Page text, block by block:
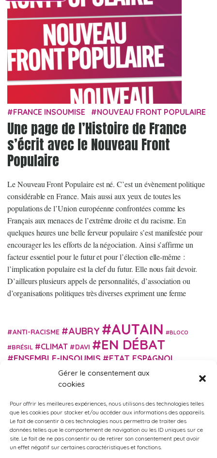
Gérer le consentement aux
cookies
Pour offrir les meilleures expériences, nous utilisons des technologies telles
que les cookies pour stocker et/ou accéder aux informations des appareils.
Le fait de consentir à ces technologies nous permettra de traiter des
données telles que le comportement de navigation ou les ID uniques sur ce
site. Le fait de ne pas consentir ou de retirer son consentement peut avoir
un effet négatif sur certaines caractéristiques et fonctions.
FRANCE INSOUMISE NOUVEAU FRONT POPULAIRE
Une page de l’Histoire de France
s’écrit avec le Nouveau Front
Populaire
Le Nouveau Front Populaire est né. C’est un évènement politique
considérable en France. Mais aussi aux yeux de toutes les
populations de l’Union européenne confrontées comme les
Français aux menaces de l’extrême droite et du racisme. En
quelques heures une belle ferveur populaire s’est manifestée pour
encourager les les efforts de la négociation. Ainsi s’affirme un
facteur essentiel pour le futur et pour l’élection elle-même :
l’implication populaire est la clef du futur. Elle nous fait devoir.
D’ailleurs plusieurs appels de personnalités, d’association ou
d’organisations politiques très diverses expriment une ferme
ANTI-RACISME AUBRY AUTAIN BLOCO
BRÉSIL CLIMAT DAVI EN DÉBAT
ENSEMBLE-INSOUMIS ETAT ESPAGNOL
EUROPE EXTRÊME DROITE FASCISME
FRANCE INSOUMISE
HISTOIRE IMMIGRATION ISRAËL PALESTINE ITALIE
MACRON MARTIN MARXISME MIGRANT-ES
MUNICIPALES MÉLENCHON NUPES OBONO
OCCITANIE PORTUGAL RETRAITES RUSSIE